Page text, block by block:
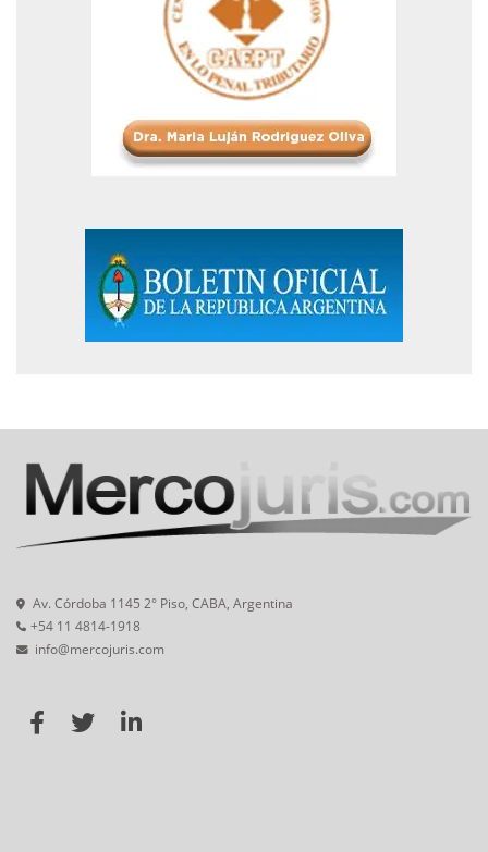
Av. Córdoba 1145 2° Piso, CABA, Argentina
+54 11 4814-1918
info@mercojuris.com